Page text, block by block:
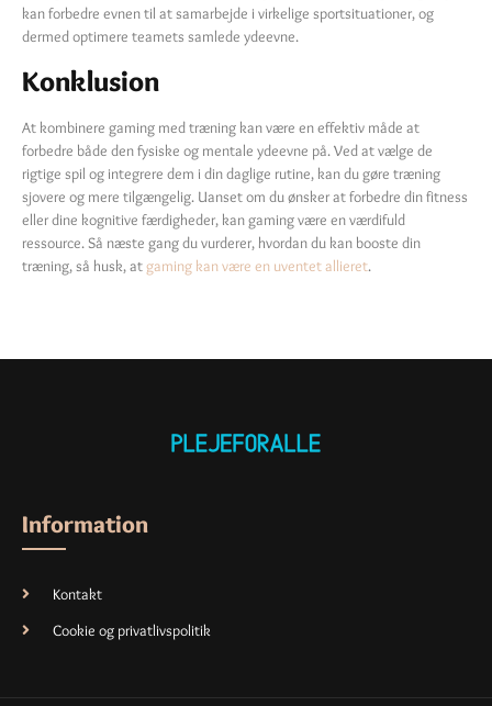
kan forbedre evnen til at samarbejde i virkelige sportsituationer, og
dermed optimere teamets samlede ydeevne.
Konklusion
At kombinere gaming med træning kan være en effektiv måde at
forbedre både den fysiske og mentale ydeevne på. Ved at vælge de
rigtige spil og integrere dem i din daglige rutine, kan du gøre træning
sjovere og mere tilgængelig. Uanset om du ønsker at forbedre din fitness
eller dine kognitive færdigheder, kan gaming være en værdifuld
ressource. Så næste gang du vurderer, hvordan du kan booste din
træning, så husk, atgaming kan være en uventet allieret.
Information
Kontakt
Cookie og privatlivspolitik